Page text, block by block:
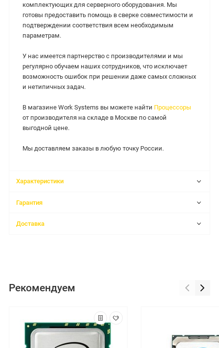
комплектующих для серверного оборудования. Мы
готовы предоставить помощь в сверке совместимости и
подтверждении соответствия всем необходимым
параметрам.
У нас имеется партнерство с производителями и мы
регулярно обучаем наших сотрудников, что исключает
возможность ошибок при решении даже самых сложных
и нетипичных задач.
В магазине Work Systems вы можете найти Процессоры
от производителя на складе в Москве по самой
выгодной цене.
Мы доставляем заказы в любую точку России.
Характеристики
Гарантия
Доставка
Рекомендуем